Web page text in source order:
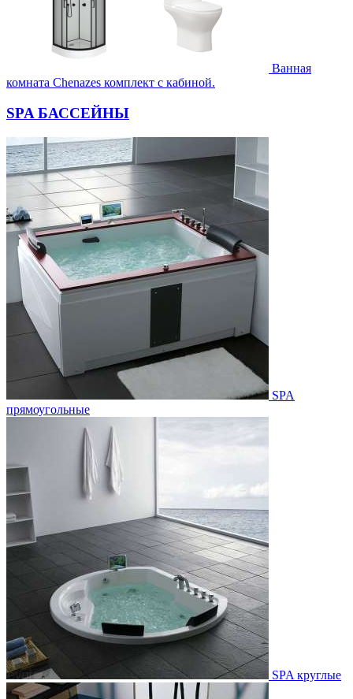
Ванная
комната Chenazes комплект с кабиной.
SPA БАССЕЙНЫ
SPA
прямоугольные
SPA круглые